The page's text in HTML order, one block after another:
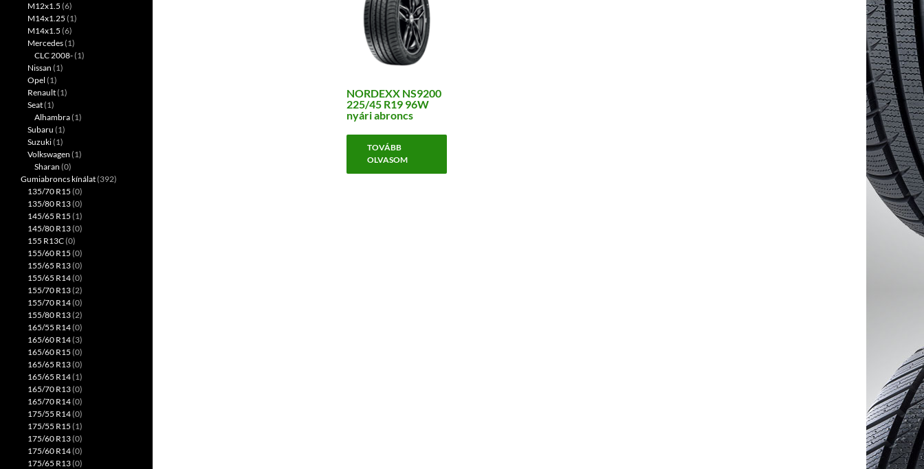
NORDEXX NS9200
225/45 R19 96W
nyári abroncs
TOVÁBB
OLVASOM
M12x1.5 (6)
M14x1.25 (1)
M14x1.5 (6)
Mercedes(1)
CLC 2008-(1)
Nissan (1)
Opel (1)
Renault(1)
Seat(1)
Alhambra(1)
Subaru (1)
Suzuki(1)
Volkswagen (1)
Sharan (0)
Gumiabroncs kínálat(392)
135/70 R15 (0)
135/80 R13(0)
145/65 R15 (1)
145/80 R13(0)
155 R13C(0)
155/60 R15 (0)
155/65 R13(0)
155/65 R14(0)
155/70 R13(2)
155/70 R14(0)
155/80 R13(2)
165/55 R14(0)
165/60 R14(3)
165/60 R15 (0)
165/65 R13(0)
165/65 R14(1)
165/70 R13(0)
165/70 R14(0)
175/55 R14(0)
175/55 R15 (1)
175/60 R13(0)
175/60 R14(0)
175/65 R13(0)